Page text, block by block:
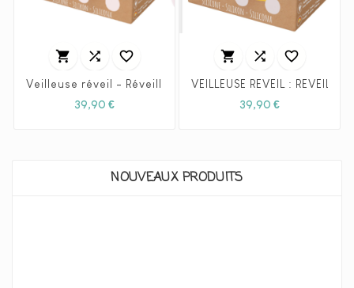
  
Veilleuse réveil - Réveillou La Pêche - ULYSSE
39,90 €Prix
  
VEILLEUSE RÉVEIL :
39,90 €Prix
NOUVEAUX PRODUITS